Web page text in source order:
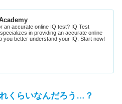
an accurate online IQ test? IQ Test
in providing an accurate online
you better understand your IQ. Start now!
くらいなんだろう…？